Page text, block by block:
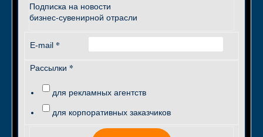
Подписка на новости
бизнес-сувенирной отрасли
E-mail *
Рассылки *
для рекламных агентств
для корпоративных заказчиков